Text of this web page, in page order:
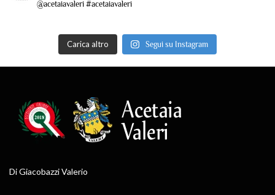
@acetaiavaleri #acetaiavaleri
Carica altro Segui su Instagram
Di Giacobazzi Valerio